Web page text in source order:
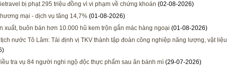
bị phạt 295 triệu đồng vì vi phạm về chứng khoán (02-08-2026)
mại - dịch vụ tăng 14,7% (01-08-2026)
xuất, buôn bán hơn 10.000 hũ kem trộn gắn mác hàng ngoại (01-08-2026)
nước Tô Lâm: Tái định vị TKV thành tập đoàn công nghiệp năng lượng, vật liệu
tra vụ 84 người nghi ngộ độc thực phẩm sau ăn bánh mì (29-07-2026)